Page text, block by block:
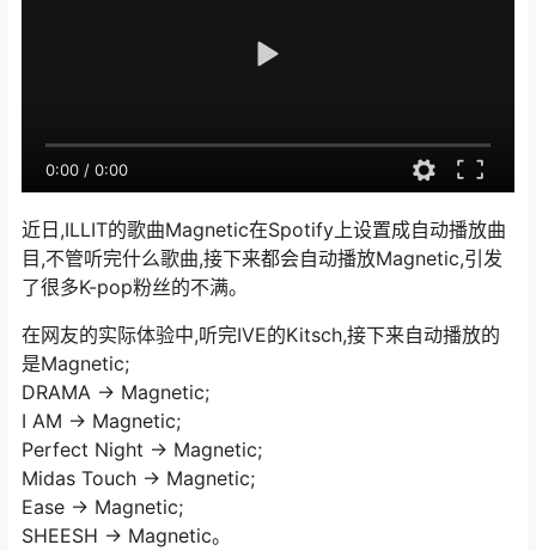
0:00 / 0:00
近日,ILLIT的歌曲Magnetic在Spotify上设置成自动播放曲
目,不管听完什么歌曲,接下来都会自动播放Magnetic,引发
了很多K-pop粉丝的不满。
在网友的实际体验中,听完IVE的Kitsch,接下来自动播放的
是Magnetic;
DRAMA → Magnetic;
I AM → Magnetic;
Perfect Night → Magnetic;
Midas Touch → Magnetic;
Ease → Magnetic;
SHEESH → Magnetic。